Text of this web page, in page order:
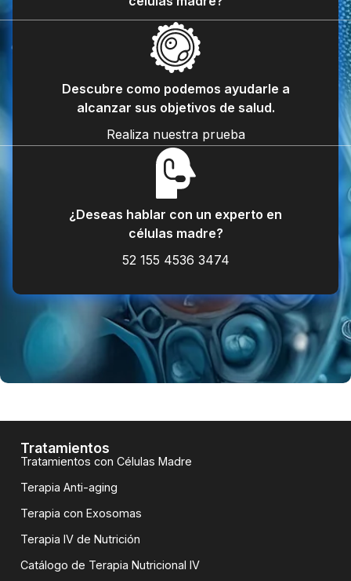
Descubre como podemos ayudarle a
alcanzar sus objetivos de salud.
Realiza nuestra prueba
¿Deseas hablar con un experto en
células madre?
52 155 4536 3474
Tratamientos
Tratamientos con Células Madre
Terapia Anti-aging
Terapia con Exosomas
Terapia IV de Nutrición
Catálogo de Terapia Nutricional IV